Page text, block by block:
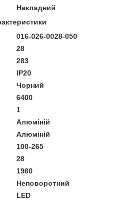
Накладний
016-026-0028-050
28
283
IP20
Чорний
6400
1
Алюміній
Алюміній
100-265
28
1960
Неповоротний
LED